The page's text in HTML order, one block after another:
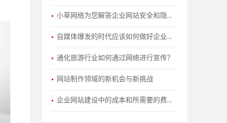
小草网络为您解答企业网站安全和隐私保护策略有哪些？
自媒体爆发的时代应该如何做好企业的网站建设工作？
通化旅游行业如何通过网络进行宣传？
网站制作领域的新机会与新挑战
企业网站建设中的成本和所需要的费用如何计算？